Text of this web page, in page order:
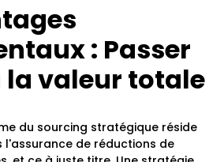
: Passer
la valeur totale
du sourcing stratégique réside
l'assurance de réductions de